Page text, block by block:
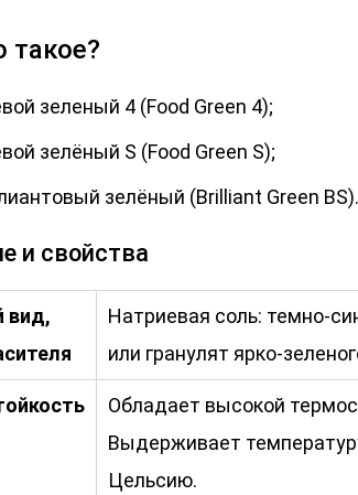
такое?
зеленый 4 (Food Green 4);
зелёный S (Food Green S);
зелёный (Brilliant Green BS).
и свойства
вид,
Натриевая соль: темно-
или гранулят ярко-
Обладает высокой
Выдерживает
Цельсию.